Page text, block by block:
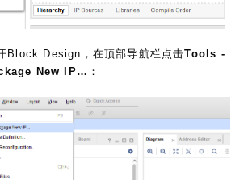
Block Design，在顶部导航栏点击Tools -
New IP… ：